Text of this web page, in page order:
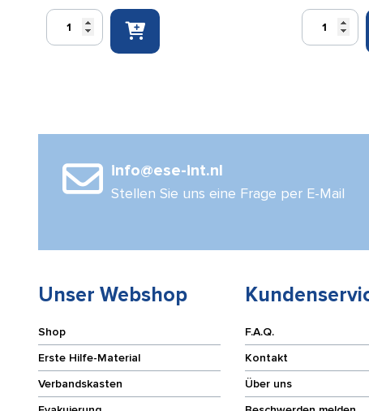
Spencer
Kopffixierung
Spencer
Contour
info@ese-int.nl
Stellen Sie uns eine Frage per E-Mail
Unser Webshop
Shop
Erste Hilfe-Material
Verbandskasten
F.A.Q.
Kontakt
Über uns